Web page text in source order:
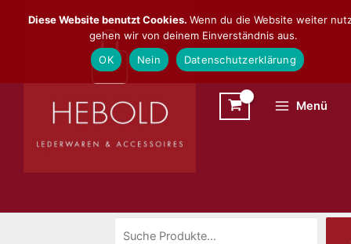
Inhalt
Menü
Diese Website benutzt Cookies. Wenn du die Website weiter
gehen wir von deinem Einverständnis aus.
OK
Nein Datenschutzerklärung